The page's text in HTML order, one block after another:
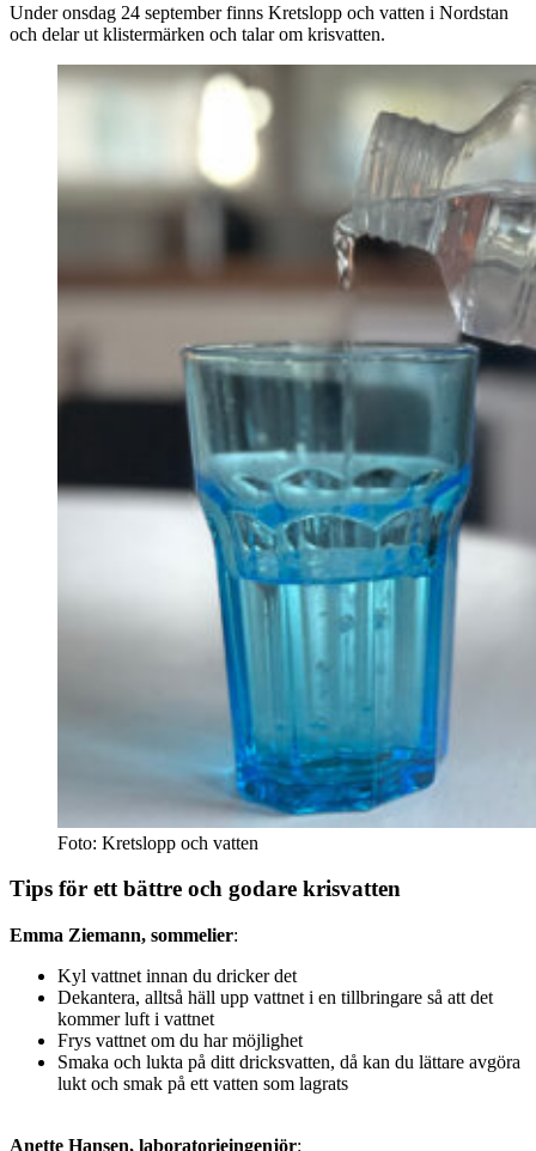
Under onsdag 24 september finns Kretslopp och vatten i Nordstan
och delar ut klistermärken och talar om krisvatten.
Foto: Kretslopp och vatten
Tips för ett bättre och godare krisvatten
Emma Ziemann, sommelier:
Kyl vattnet innan du dricker det
Dekantera, alltså häll upp vattnet i en tillbringare så att det
kommer luft i vattnet
Frys vattnet om du har möjlighet
Smaka och lukta på ditt dricksvatten, då kan du lättare avgöra
lukt och smak på ett vatten som lagrats
Anette Hansen, laboratorieingenjör: